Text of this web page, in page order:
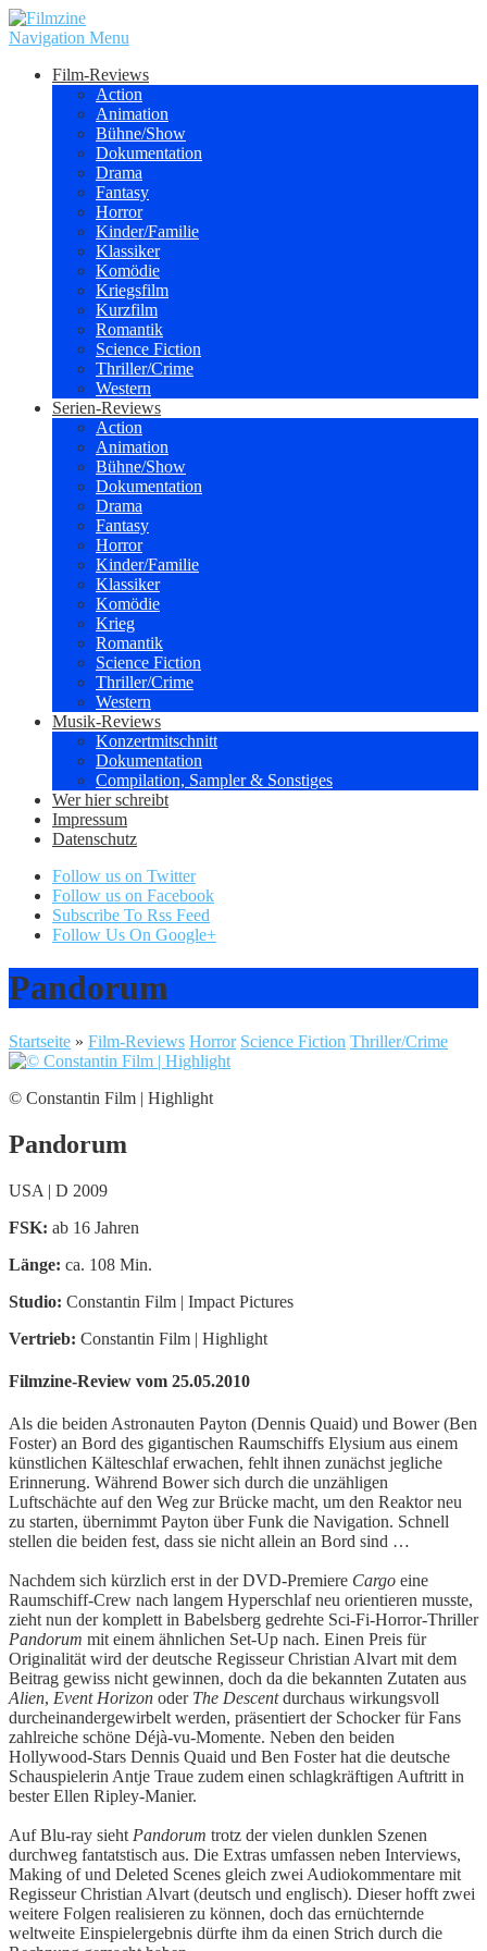
Navigation Menu
Film-Reviews
Action
Animation
Bühne/Show
Dokumentation
Drama
Fantasy
Horror
Kinder/Familie
Klassiker
Komödie
Kriegsfilm
Kurzfilm
Romantik
Science Fiction
Thriller/Crime
Western
Serien-Reviews
Action
Animation
Bühne/Show
Dokumentation
Drama
Fantasy
Horror
Kinder/Familie
Klassiker
Komödie
Krieg
Romantik
Science Fiction
Thriller/Crime
Western
Musik-Reviews
Konzertmitschnitt
Dokumentation
Compilation, Sampler & Sonstiges
Wer hier schreibt
Impressum
Datenschutz
Follow us on Twitter
Follow us on Facebook
Subscribe To Rss Feed
Follow Us On Google+
Pandorum
Startseite » Film-Reviews Horror Science Fiction Thriller/Crime
© Constantin Film | Highlight
Pandorum
USA | D 2009
FSK: ab 16 Jahren
Länge: ca. 108 Min.
Studio: Constantin Film | Impact Pictures
Vertrieb: Constantin Film | Highlight
Filmzine-Review vom 25.05.2010
Als die beiden Astronauten Payton (Dennis Quaid) und Bower (Ben
Foster) an Bord des gigantischen Raumschiffs Elysium aus einem
künstlichen Kälteschlaf erwachen, fehlt ihnen zunächst jegliche
Erinnerung. Während Bower sich durch die unzähligen
Luftschächte auf den Weg zur Brücke macht, um den Reaktor neu
zu starten, übernimmt Payton über Funk die Navigation. Schnell
stellen die beiden fest, dass sie nicht allein an Bord sind …
Nachdem sich kürzlich erst in der DVD-Premiere Cargo eine
Raumschiff-Crew nach langem Hyperschlaf neu orientieren musste,
zieht nun der komplett in Babelsberg gedrehte Sci-Fi-Horror-Thriller
Pandorum mit einem ähnlichen Set-Up nach. Einen Preis für
Originalität wird der deutsche Regisseur Christian Alvart mit dem
Beitrag gewiss nicht gewinnen, doch da die bekannten Zutaten aus
Alien, Event Horizon oder The Descentdurchaus wirkungsvoll
durcheinandergewirbelt werden, präsentiert der Schocker für Fans
zahlreiche schöne Déjà-vu-Momente. Neben den beiden
Hollywood-Stars Dennis Quaid und Ben Foster hat die deutsche
Schauspielerin Antje Traue zudem einen schlagkräftigen Auftritt in
bester Ellen Ripley-Manier.
Auf Blu-ray sieht Pandorum trotz der vielen dunklen Szenen
durchweg fantatstisch aus. Die Extras umfassen neben Interviews,
Making of und Deleted Scenes gleich zwei Audiokommentare mit
Regisseur Christian Alvart (deutsch und englisch). Dieser hofft zwei
weitere Folgen realisieren zu können, doch das ernüchternde
weltweite Einspielergebnis dürfte ihm da einen Strich durch die